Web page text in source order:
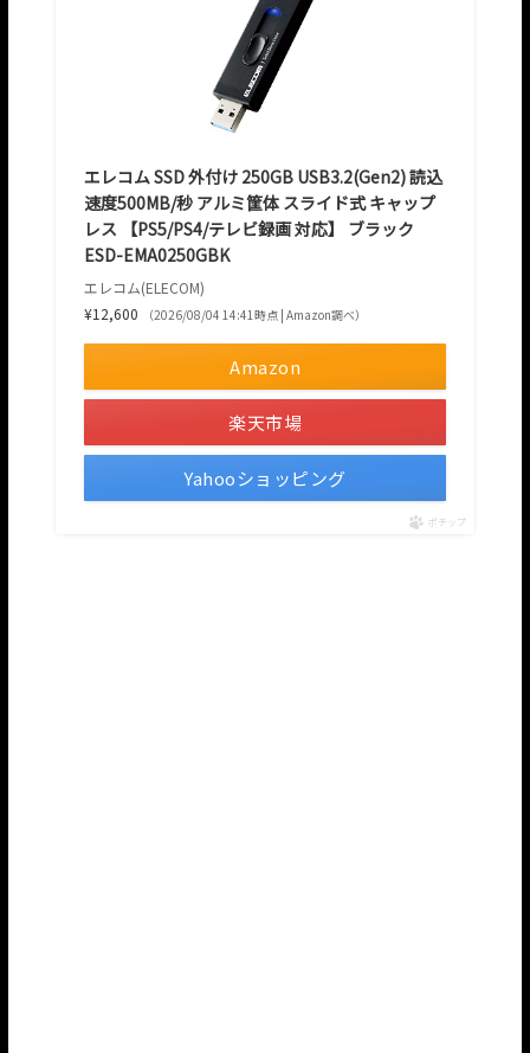
エレコム SSD 外付け 250GB USB3.2(Gen2) 読込
速度500MB/秒 アルミ筐体 スライド式 キャップ
レス 【PS5/PS4/テレビ録画 対応】 ブラック
ESD-EMA0250GBK
エレコム(ELECOM)
¥12,600
（2026/08/04 14:41時点 | Amazon調べ）
Amazon
楽天市場
Yahooショッピング
ポチップ